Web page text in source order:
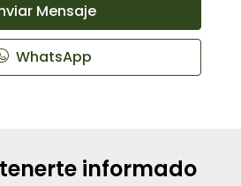
Mensaje
WhatsApp
informado